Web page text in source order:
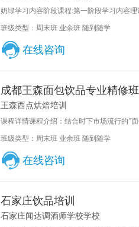
奶绿学习内容阶段课程:第一阶段学习内容
班级类型：周末班 业余班 随到随学
在线咨询
成都王森面包饮品专业精修班
王森西点烘焙培训
课程详情课程介绍：结合时下市场流行的”
班级类型：周末班 业余班 随到随学
在线咨询
石家庄饮品培训
石家庄闻达调酒师学校学校